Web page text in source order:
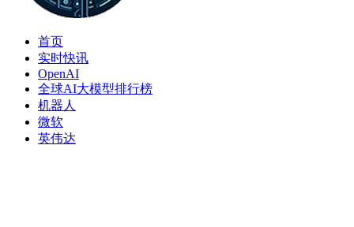
首页
实时快讯
OpenAI
全球AI大模型排行榜
机器人
微软
英伟达